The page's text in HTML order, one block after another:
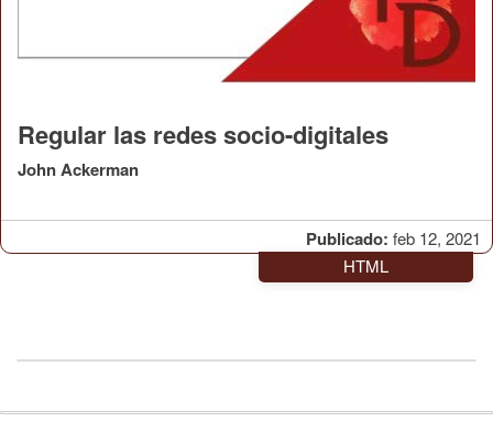
Publicado: feb 12, 2021
Regular las redes socio-digitales
John Ackerman
HTML